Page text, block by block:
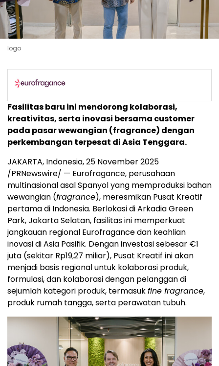
logo
Fasilitas baru ini mendorong kolaborasi,
kreativitas, serta inovasi bersama customer
pada pasar wewangian (fragrance) dengan
perkembangan terpesat diAsia Tenggara.
JAKARTA, Indonesia,25 November 2025
/PRNewswire/ — Eurofragance, perusahaan
multinasional asal Spanyol yang memproduksi bahan
wewangian (fragrance), meresmikan Pusat Kreatif
pertama di Indonesia. Berlokasi diArkadia Green
Park, Jakarta Selatan, fasilitas ini memperkuat
jangkauan regional Eurofragance dan keahlian
inovasi di Asia Pasifik. Dengan investasi sebesar €1
juta (sekitar Rp19,27 miliar), Pusat Kreatif ini akan
menjadi basis regional untuk kolaborasi produk,
formulasi, dan kolaborasi dengan pelanggan di
sejumlah kategori produk, termasukfine fragrance,
produk rumah tangga, serta perawatan tubuh.